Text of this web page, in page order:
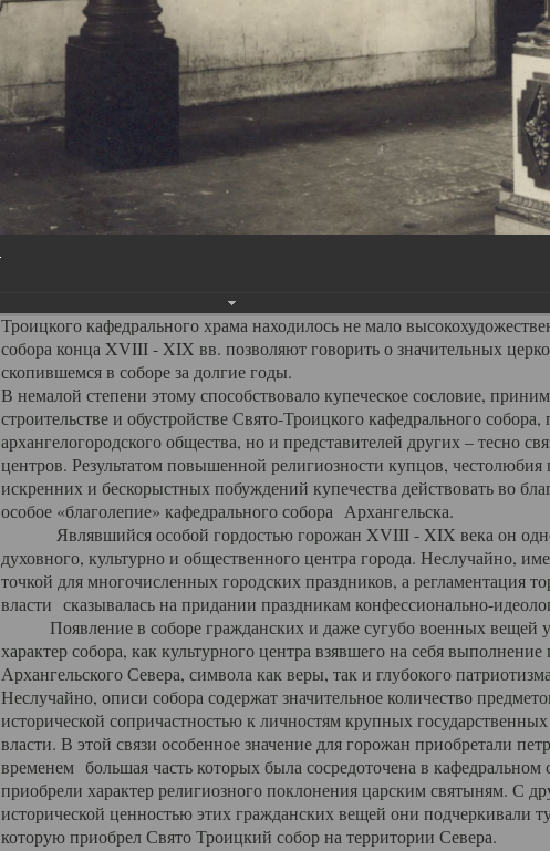
оставался самым высоким и значительным из городских строений
второе место, после гостиных дворов, в градостроительной картине
Один из самых больших и светлых соборов России воплотил в себе
портового города с отраженными в ней архитектурными течениями
архангелогородской школы церковного зодчества.
Масштабность, благолепие и богатство собора, вполне оправдывали
заслуженно выделяя из многочисленных культовых построек
иконостас украшенный колоннами ионического стиля, с
царскими вратами, изящным фронтоном и множеством резных,
собой поистине художественную ценность. В совокупности же с
шитьем, многочисленными предметами церковной утвари интерьер
неповторимый красочный ансамбль декоративного убранства собора,
поражающий воображение своих посетителей. В соборной ризнице,
Троицкого кафедрального храма находилось не мало
собора конца XVIII - XIX вв. позволяют говорить о значительных
скопившемся в соборе за долгие годы.
В немалой степени этому способствовало купеческое сословие,
строительстве и обустройстве Свято-Троицкого кафедрального
архангелогородского общества, но и представителей других – тесно
центров. Результатом повышенной религиозности купцов, честолюбия
искренних и бескорыстных побуждений купечества действовать во
особое «благолепие» кафедрального собора Архангельска.
Являвшийся особой гордостью горожан XVIII - XIX века он
духовного, культурно и общественного центра города. Неслучайно,
точкой для многочисленных городских праздников, а регламентация
власти сказывалась на придании праздникам конфессионально-
Появление в соборе гражданских и даже сугубо военных вещей
характер собора, как культурного центра взявшего на себя
Архангельского Севера, символа как веры, так и глубокого
Неслучайно, описи собора содержат значительное количество
исторической сопричастностью к личностям крупных
власти. В этой связи особенное значение для горожан приобретали
временем большая часть которых была сосредоточена в кафедральном
приобрели характер религиозного поклонения царским святыням. С
исторической ценностью этих гражданских вещей они подчеркивали
которую приобрел Свято Троицкий собор на территории Севера.